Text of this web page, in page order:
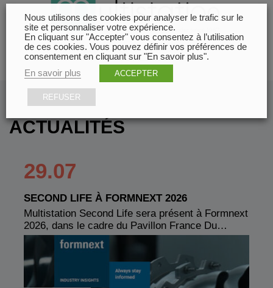
ACTUALITÉS
29.07
SECOND LIFE À FORMNEXT 2026
Multistation Second Life sera présent à Formnext
2026, dans le cadre du Pavillon France Du…
Nous utilisons des cookies pour analyser le trafic sur le
site et personnaliser votre expérience.
En cliquant sur "Accepter" vous consentez à l’utilisation
de ces cookies. Vous pouvez définir vos préférences de
consentement en cliquant sur "En savoir plus".
En savoir plus
ACCEPTER
REFUSER